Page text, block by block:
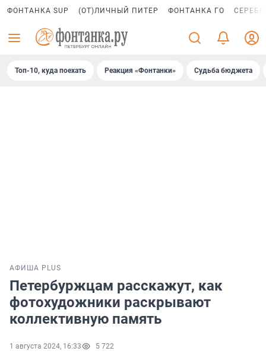
ФОНТАНКА SUP (ОТ)ЛИЧНЫЙ ПИТЕР ФОНТАНКА ГО
Топ-10, куда поехать Реакция «Фонтанки» Судьба бюджета
АФИША PLUS
Петербуржцам расскажут, как
фотохудожники раскрывают
коллективную память
1 августа 2024, 16:33 5 722